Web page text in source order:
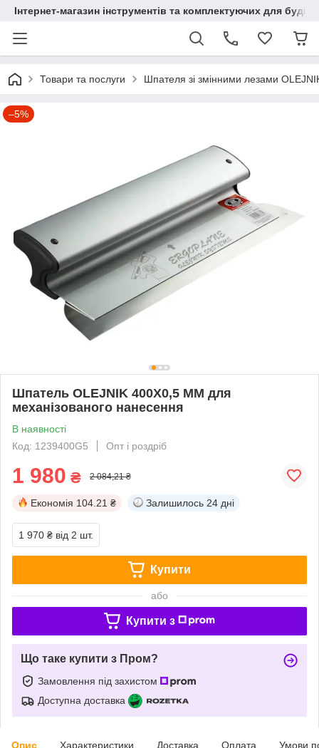
Інтернет-магазин інструментів та комплектуючих для
Товари та послуги Шпателя зі змінними лезами
–5%
Шпатель OLEJNIK 400Х0,5 ММ для
механізованого нанесення
В наявності
Код: 1239400G5
Опт і роздріб
1 980 ₴ 2 084,21 ₴
Економія 104.21 ₴ Залишилось 24 дні
1 970 ₴ від 2 шт.
Купити
або
Купити з
Що таке купити з Пром?
Замовлення під захистом
Доступна доставка
Опис Характеристики Доставка Оплата Умови